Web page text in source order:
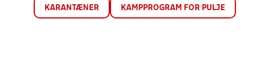
KARANTÆNER KAMPPROGRAM FOR PULJE